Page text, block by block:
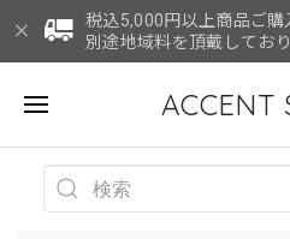
税込5,000円以上商品ご
別途地域料を頂戴してお
ACCENT